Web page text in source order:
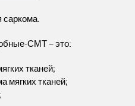
СМТ – это:
тканей;
мягких тканей;